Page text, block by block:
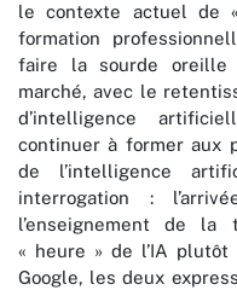
le contexte actuel de
formation
faire la sourde oreille
marché, avec le
d’intelligence
continuer à former aux
de l’intelligence
interrogation :
l’enseignement de la
« heure » de l’IA plutôt
Google, les deux